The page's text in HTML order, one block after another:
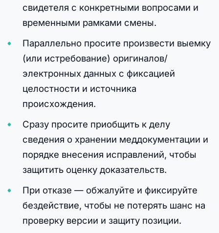
свидетеля с конкретными вопросами и
временными рамками смены.
Параллельно просите произвести выемку
(или истребование) оригиналов/
электронных данных с фиксацией
целостности и источника
происхождения.
Сразу просите приобщить к делу
сведения о хранении меддокументации и
порядке внесения исправлений, чтобы
защитить оценку доказательств.
При отказе — обжалуйте и фиксируйте
бездействие, чтобы не потерять шанс на
проверку версии и защиту позиции.